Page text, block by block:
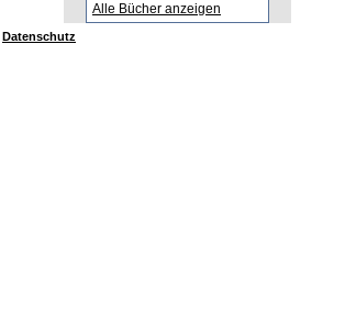
Alle Bücher anzeigen
Datenschutz